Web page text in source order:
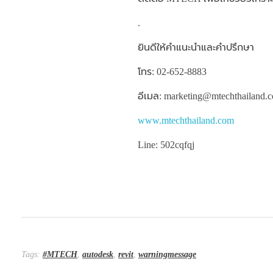
.
ยินดีให้คำแนะนำและคำปรึกษา
โทร: 02-652-8883
อีเมล:
www.mtechthailand.com
Line: 502cqfqj
Tags: #MTECH, autodesk, revit, warningmessage